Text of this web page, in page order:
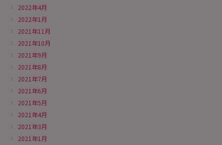
2022年4月
2022年1月
2021年11月
2021年10月
2021年9月
2021年8月
2021年7月
2021年6月
2021年5月
2021年4月
2021年3月
2021年1月